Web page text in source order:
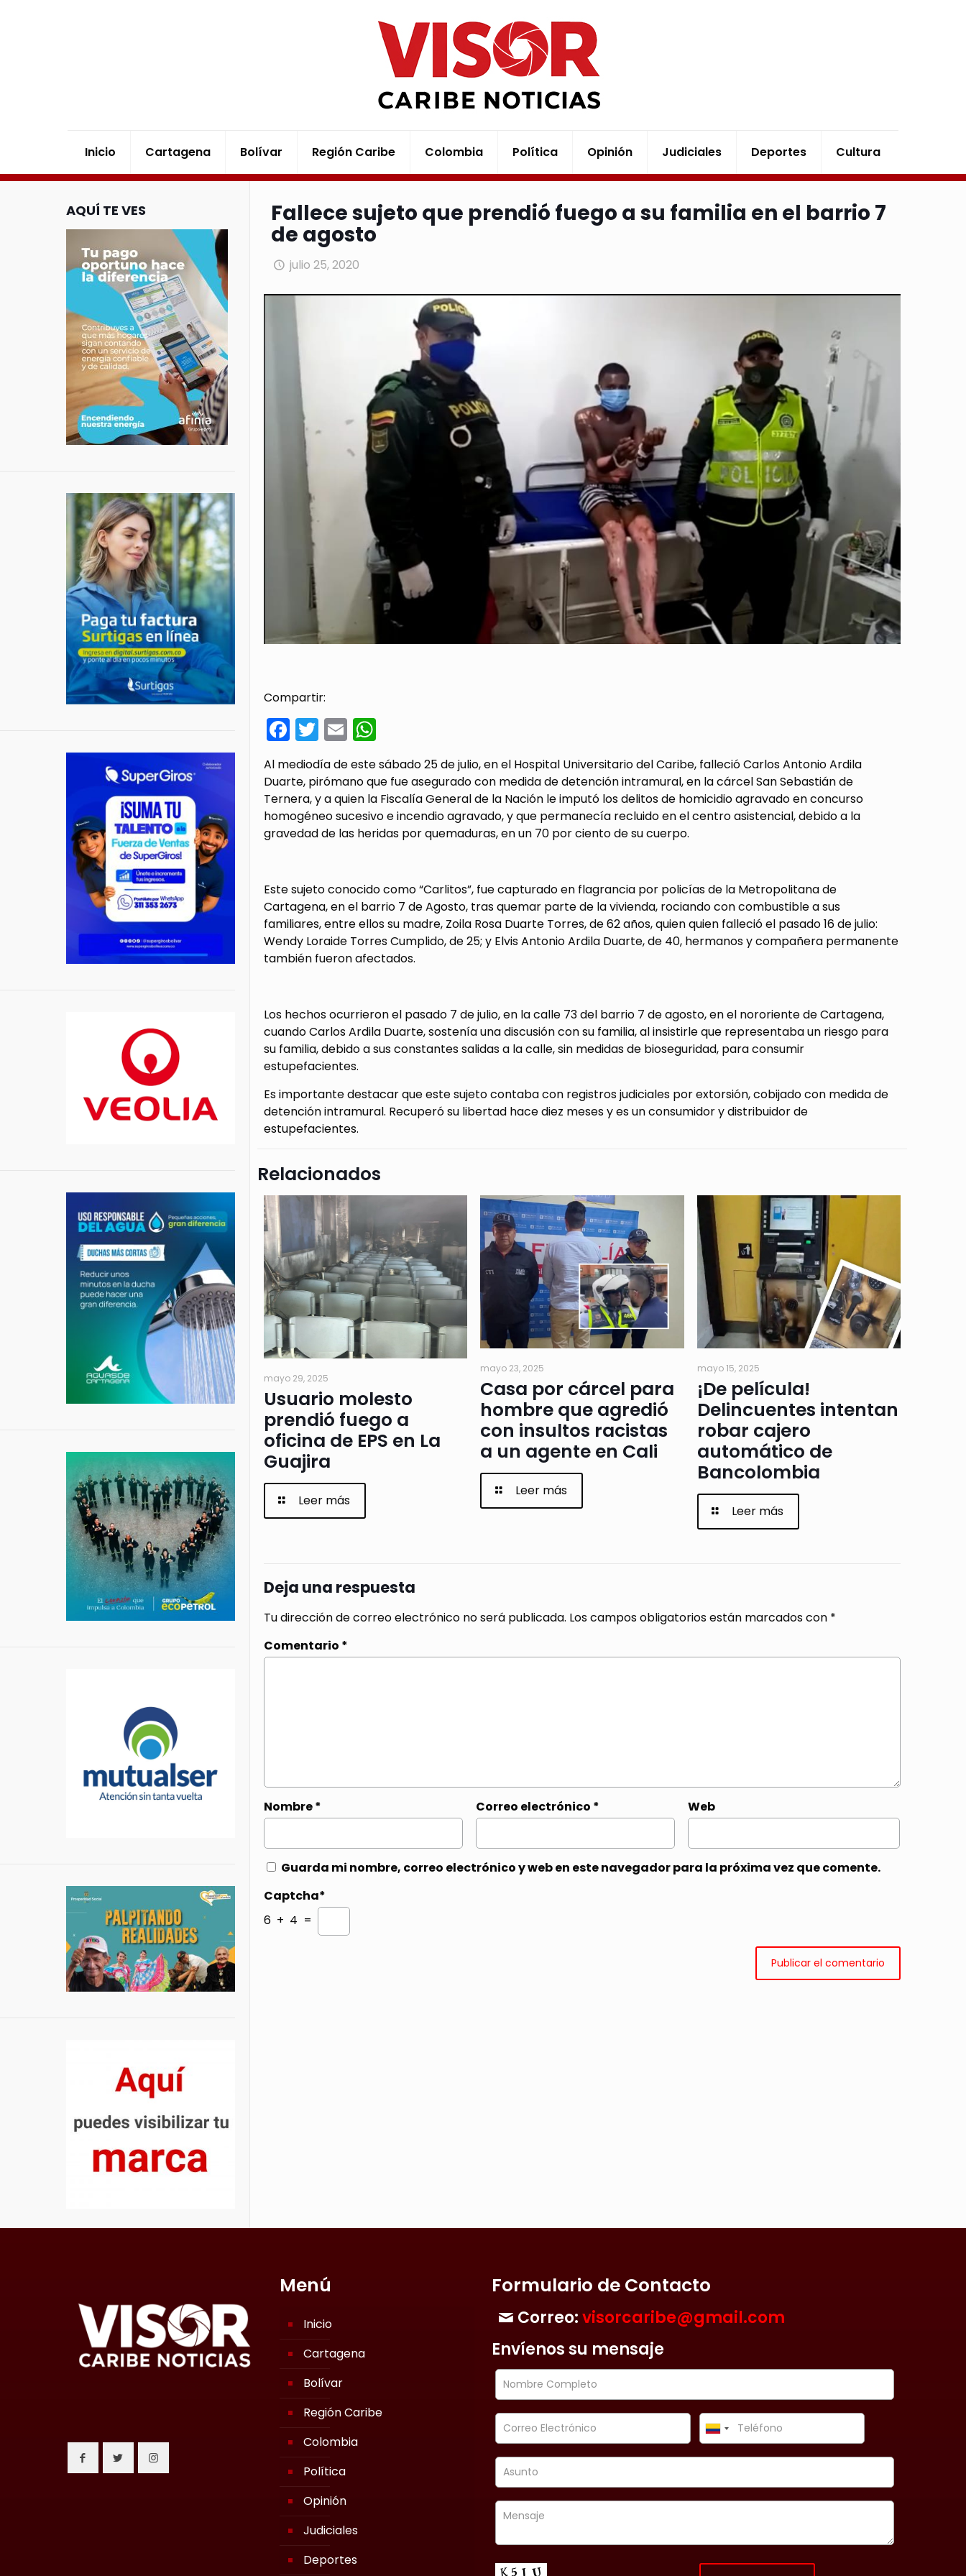
Inicio Cartagena Bolívar Región Caribe Colombia Política Opinión Judiciales Deportes Cultura
Fallece sujeto que prendió fuego a su familia en el barrio 7
de agosto
julio 25, 2020
Compartir:
Facebook
Twitter
Email
Al mediodía de este sábado 25 de julio, en el Hospital Universitario del Caribe, falleció Carlos Antonio Ardila
Duarte, pirómano que fue asegurado con medida de detención intramural, en la cárcel San Sebastián de
Ternera, y a quien la Fiscalía General de la Nación le imputó los delitos de homicidio agravado en concurso
homogéneo sucesivo e incendio agravado, y que permanecía recluido en el centro asistencial, debido a la
gravedad de las heridas por quemaduras, en un 70 por ciento de su cuerpo.
Este sujeto conocido como “Carlitos”, fue capturado en flagrancia por policías de la Metropolitana de
Cartagena, en el barrio 7 de Agosto, tras quemar parte de la vivienda, rociando con combustible a sus
familiares, entre ellos su madre, Zoila Rosa Duarte Torres, de 62 años, quien quien falleció el pasado 16 de julio:
Wendy Loraide Torres Cumplido, de 25; y Elvis Antonio Ardila Duarte, de 40, hermanos y compañera permanente
también fueron afectados.
Los hechos ocurrieron el pasado 7 de julio, en la calle 73 del barrio 7 de agosto, en el nororiente de Cartagena,
cuando Carlos Ardila Duarte, sostenía una discusión con su familia, al insistirle que representaba un riesgo para
su familia, debido a sus constantes salidas a la calle, sin medidas de bioseguridad, para consumir
estupefacientes.
Es importante destacar que este sujeto contaba con registros judiciales por extorsión, cobijado con medida de
detención intramural. Recuperó su libertad hace diez meses y es un consumidor y distribuidor de
estupefacientes.
Relacionados
mayo 29, 2025
Usuario molesto
prendió fuego a
oficina de EPS en La
Guajira
Leer más
mayo 23, 2025
Casa por cárcel para
hombre que agredió
con insultos racistas
a un agente en Cali
Leer más
mayo 15, 2025
¡De película!
Delincuentes intentan
robar cajero
automático de
Bancolombia
Leer más
Deja una respuesta
Tu dirección de correo electrónico no será publicada. Los campos obligatorios están marcados con *
Comentario *
Nombre* Correo electrónico * Web
Guarda mi nombre, correo electrónico y web en este navegador para la próxima vez que comente.
Captcha*
6 + 4 =
AQUÍ TE VES
Menú
Inicio
Cartagena
Bolívar
Región Caribe
Colombia
Política
Opinión
Judiciales
Deportes
Formulario de Contacto
Correo:visorcaribe@gmail.com
Envíenos su mensaje